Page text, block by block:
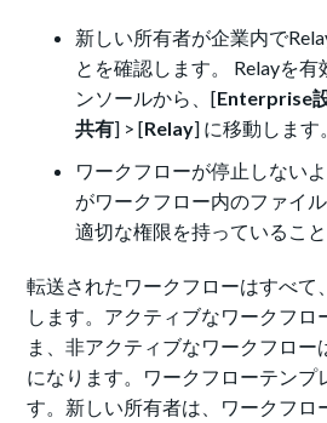
新しい所有者が企業内で
とを確認します。 Relayを
ンソールから、[Enterprise
共有] > [Relay] に移動します。
ワークフローが停止しない
がワークフロー内のファイ
適切な権限を持っていること
転送されたワークフローはすべて
します。アクティブなワークフロ
ま、非アクティブなワークフロー
になります。ワークフローテンプ
す。新しい所有者は、ワークフロ